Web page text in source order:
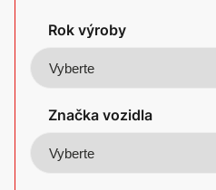
Rok výroby
Značka vozidla